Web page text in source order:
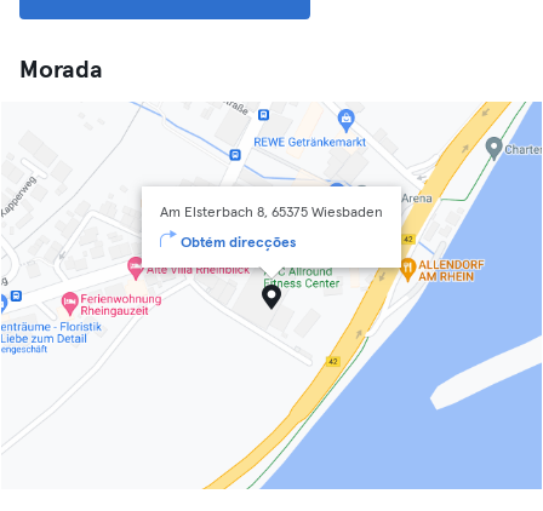
Morada
Am Elsterbach 8, 65375 Wiesbaden
Obtém direcções